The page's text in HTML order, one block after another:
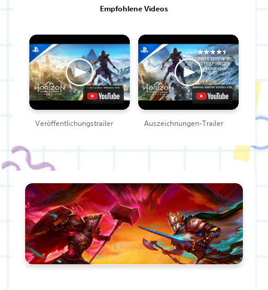
Empfohlene Videos
Veröffentlichungstrailer Auszeichnungen-Trailer